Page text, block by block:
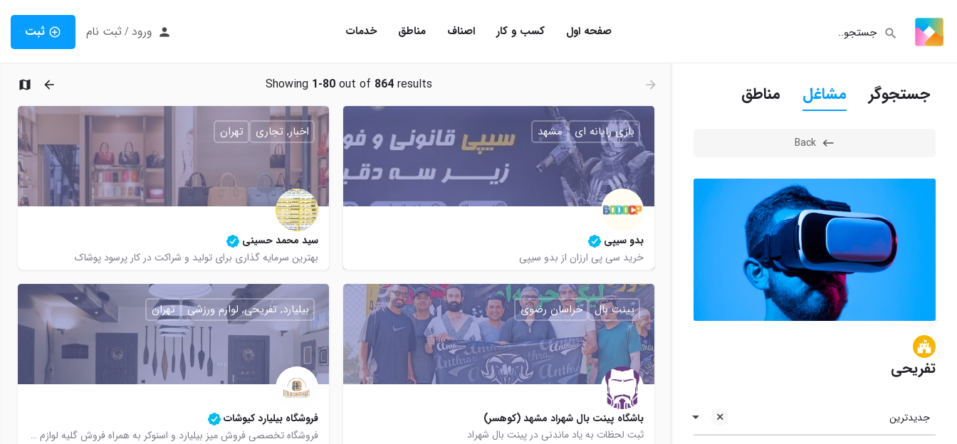
صفحه اول کسب و کار اصناف مناطق خدمات ورود/ثبت نام ثبت
جستجوگر مشاغل مناطق
Back
تفریحی
جدیدترین
Showing 1-80out of 864results
بدو سیپی
خرید سی پی ارزان از بدو سیپی
https://t.me/bodocp
https://www.bodocp.com
بازی رایانه ای مشهد
سید محمد حسینی
بهترین سرمایه گذاری برای تولید و شراکت در کار پرسود پوشاک
اخبار, تجاری تهران
باشگاه پینت بال شهراد مشهد (کوهسر)
ثبت لحظات به یاد ماندنی در پینت بال شهراد
پینت بال خراسان رضوی
فروشگاه بیلیارد کیوشات
فروشگاه تخصصی فروش میز بیلیارد و اسنوکر به همراه فروش گلیه لوازم جانبی
بیلیارد, تفریحی, لوازم ورزشی تهران
2
3